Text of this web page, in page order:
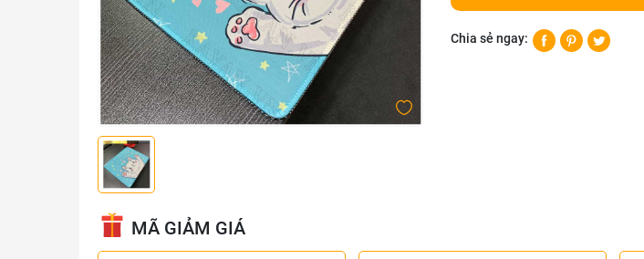
Chia sẻ ngay:
MÃ GIẢM GIÁ